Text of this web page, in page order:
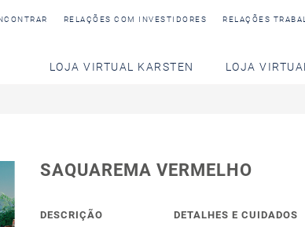
RELAÇÕES COM INVESTIDORES RELAÇÕES
LOJA VIRTUAL KARSTEN LOJA
SAQUAREMA VERMELHO
DESCRIÇÃO DETALHES E CUIDADOS